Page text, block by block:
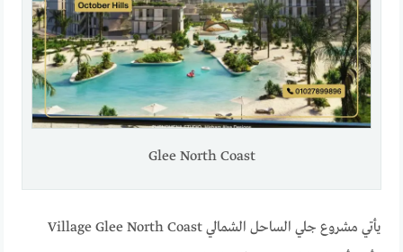
Glee North Coast
يأتي مشروع جلي الساحل الشمالي Village Glee North Coast